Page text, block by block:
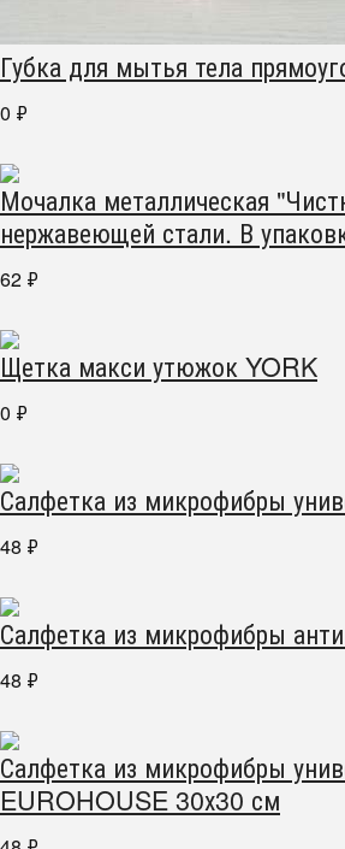
Губка для мытья тела
0 ₽
Мочалка металлическая
нержавеющей стали. В
62 ₽
Щетка макси утюжок YORK
0 ₽
Салфетка из микрофибры
48 ₽
Салфетка из микрофибры
48 ₽
Салфетка из микрофибры
EUROHOUSE 30х30 см